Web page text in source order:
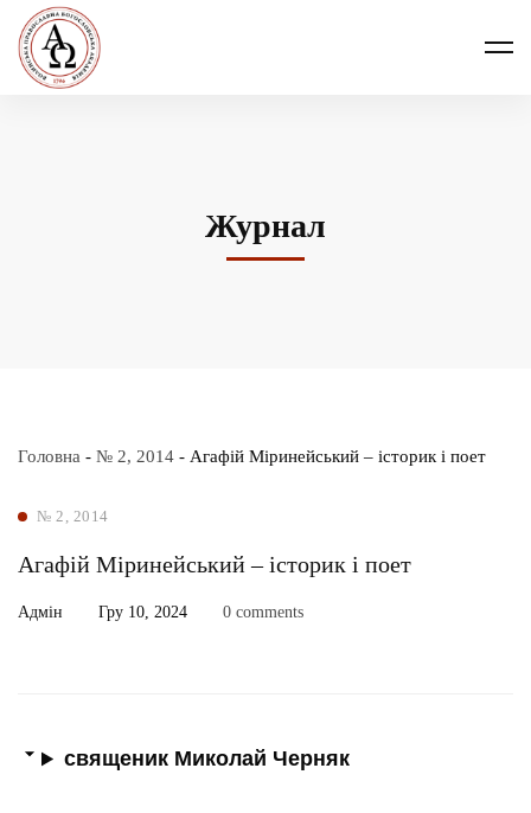
Журнал
Головна - № 2, 2014 - Агафій Міринейський – історик і поет
№ 2, 2014
Агафій Міринейський – історик і поет
Адмін Гру 10, 2024 0 comments
священик Миколай Черняк